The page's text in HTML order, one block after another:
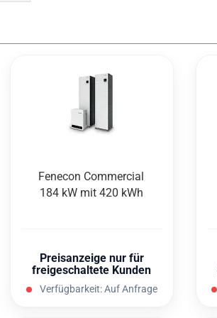
Fen­e­con Com­mer­cial
184 kW mit 420 kWh
Preisanzeige nur für
freigeschaltete Kunden
Verfügbarkeit:Auf Anfrage